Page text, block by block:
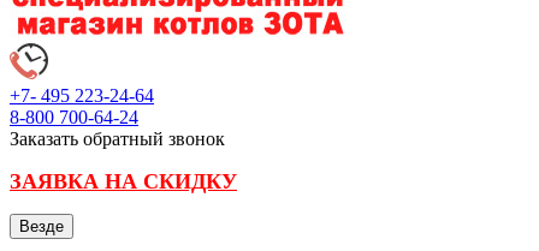
+7- 495 223-24-64
8-800 700-64-24
Заказать обратный звонок
ЗАЯВКА НА СКИДКУ
Везде